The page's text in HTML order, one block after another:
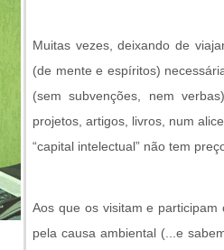
Muitas vezes, deixando de
(de mente e espíritos)
(sem subvenções, nem
projetos, artigos, livros, num
“capital intelectual” não tem
Aos que os visitam e
pela causa ambiental (...e